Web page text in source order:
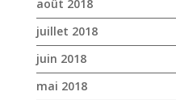
mars 2018
février 2018
janvier 2018
décembre 2017